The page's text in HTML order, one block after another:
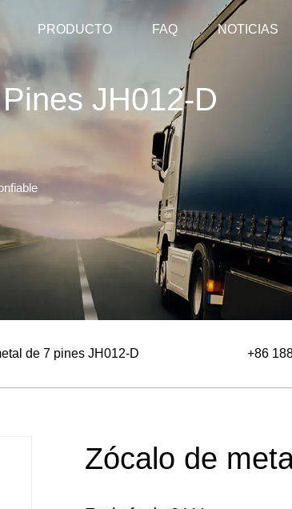
PRODUCTO FAQ NOTICIAS
JH012-D
de 7 pines JH012-D +86
Zócalo de